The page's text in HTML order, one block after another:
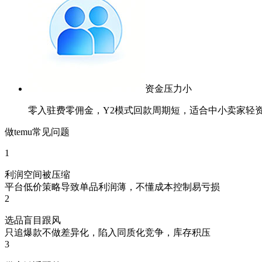
资金压力小
零入驻费零佣金，Y2模式回款周期短，适合中小卖家轻
做temu常见问题
1
利润空间被压缩
平台低价策略导致单品利润薄，不懂成本控制易亏损
2
选品盲目跟风
只追爆款不做差异化，陷入同质化竞争，库存积压
3